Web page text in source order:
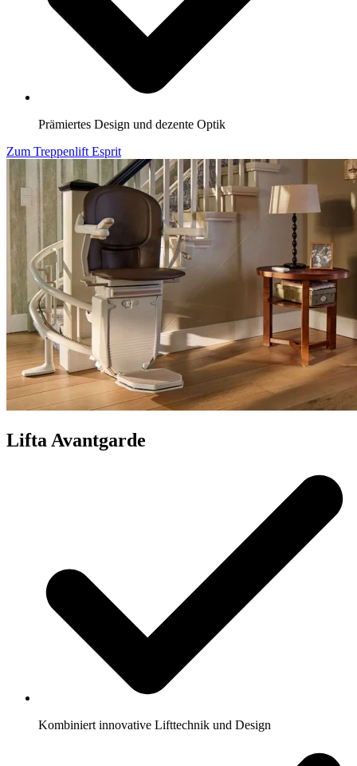
Prämiertes Design und dezente Optik
Zum Treppenlift Esprit
Lifta Avantgarde
Kombiniert innovative Lifttechnik und Design